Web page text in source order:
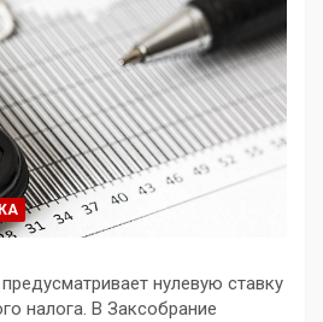
нулевую ставку
налога. В Заксобрание